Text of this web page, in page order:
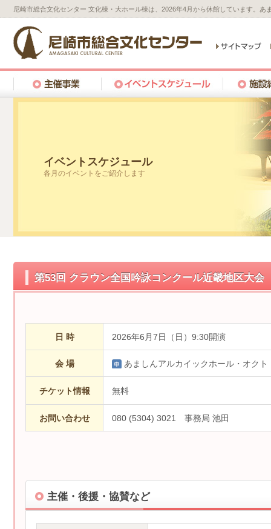
尼崎市総合文化センター 文化棟・大ホール棟は、2026年4月から休館しています。
イベントスケジュール
各月のイベントをご紹介します
第53回 クラウン全国吟詠コンクール近畿地区大会
日 時 2026年6月7日（日）9:30開演
会 場 あましんアルカイックホール・オクト
チケット情報 無料
お問い合わせ 080 (5304) 3021 事務局 池田
主催・後援・協賛など